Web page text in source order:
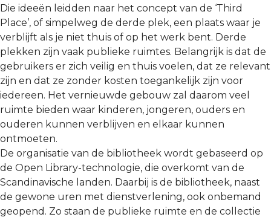
Die ideeën leidden naar het concept van de ‘Third
Place’, of simpelweg de derde plek, een plaats waar je
verblijft als je niet thuis of op het werk bent. Derde
plekken zijn vaak publieke ruimtes. Belangrijk is dat de
gebruikers er zich veilig en thuis voelen, dat ze relevant
zijn en dat ze zonder kosten toegankelijk zijn voor
iedereen. Het vernieuwde gebouw zal daarom veel
ruimte bieden waar kinderen, jongeren, ouders en
ouderen kunnen verblijven en elkaar kunnen
ontmoeten.
De organisatie van de bibliotheek wordt gebaseerd op
de Open Library-technologie, die overkomt van de
Scandinavische landen. Daarbij is de bibliotheek, naast
de gewone uren met dienstverlening, ook onbemand
geopend. Zo staan de publieke ruimte en de collectie